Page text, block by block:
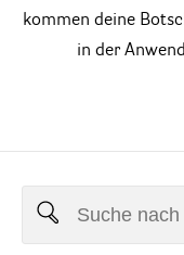
kommen deine
in der